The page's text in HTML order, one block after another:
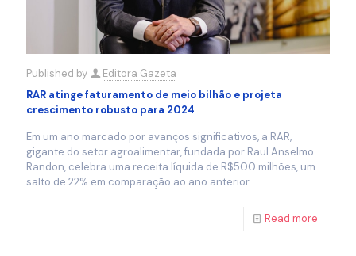
Published by
Editora Gazeta
RAR atinge faturamento de meio bilhão e projeta
crescimento robusto para 2024
Em um ano marcado por avanços significativos, a RAR,
gigante do setor agroalimentar, fundada por Raul Anselmo
Randon, celebra uma receita líquida de R$500 milhões, um
salto de 22% em comparação ao ano anterior.
Read more